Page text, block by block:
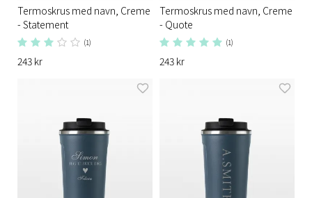
Termoskrus med navn, Creme
- Statement
(1)
243 kr
Termoskrus med navn, Creme
- Quote
(1)
243 kr